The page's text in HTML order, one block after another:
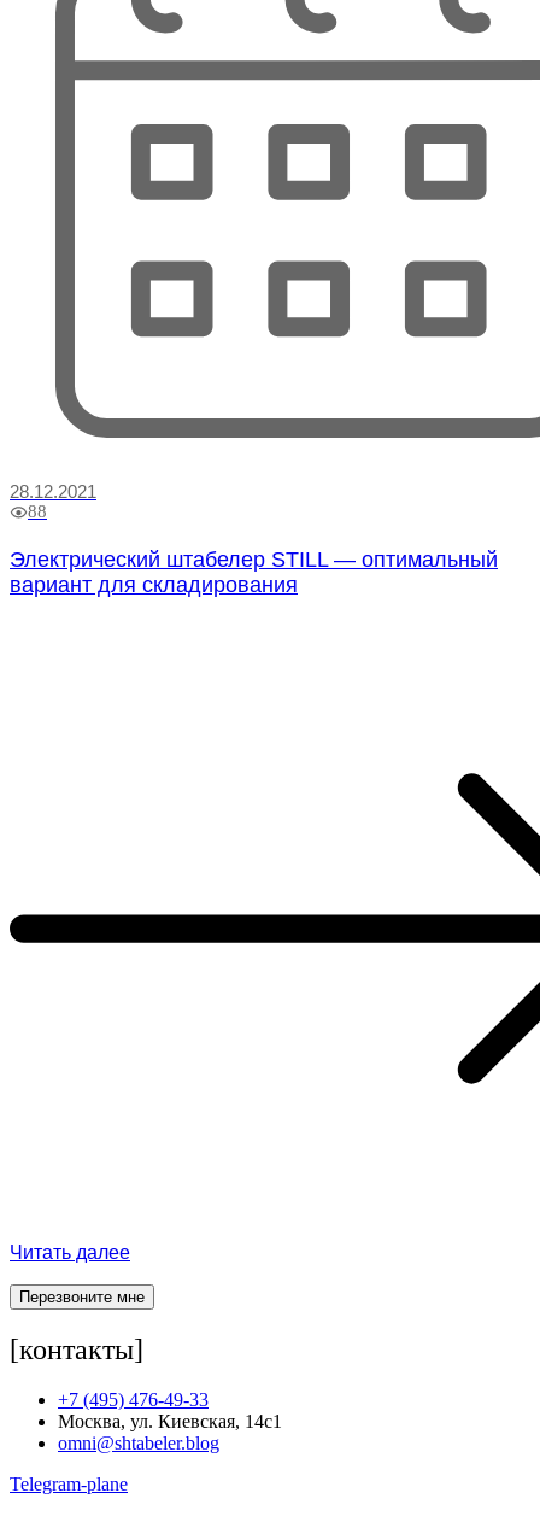
28.12.2021
88
Электрический штабелер STILL — оптимальный
вариант для складирования
Читать далее
Перезвоните мне
[контакты]
+7 (495) 476-49-33
Москва, ул. Киевская, 14с1
omni@shtabeler.blog
Telegram-plane